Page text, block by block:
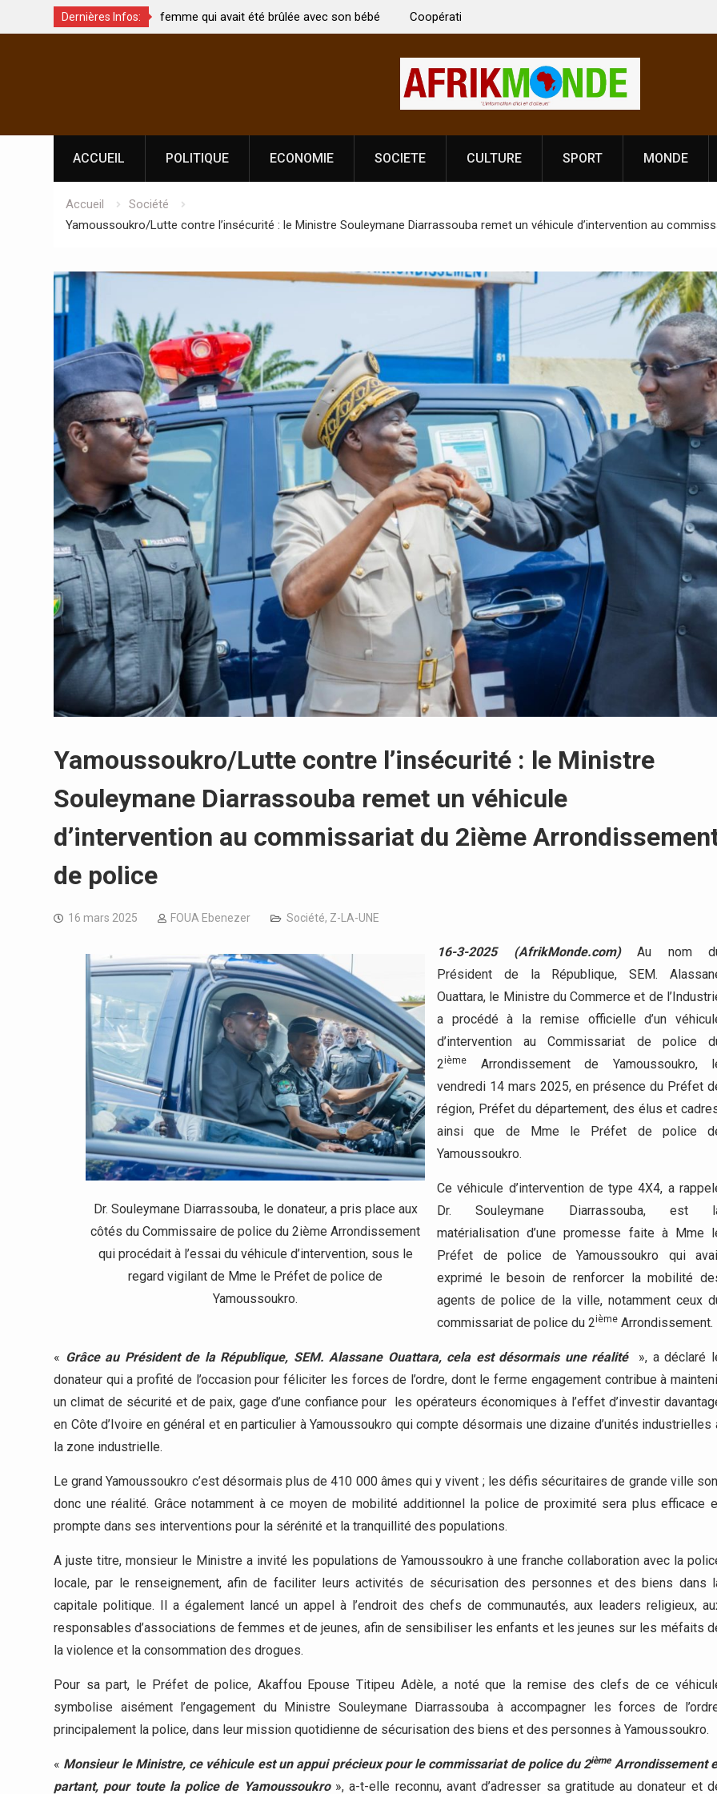
Dernières Infos:
brûlée avec son bébé
Coopération: Le ministre Indien Kirti Vardhan Singh à
Abidjan pour la célébration de la Fête de
Côte d’Ivoire, l’opérateur culturel Soldat
prononce
ACCUEIL POLITIQUE ECONOMIE SOCIETE CULTURE SPORT MONDE
Accueil
Société
Yamoussoukro/Lutte contre l’insécurité : le Ministre Souleymane Diarrassouba remet un véhicule d’intervention au
Yamoussoukro/Lutte contre l’insécurité : le Ministre
Souleymane Diarrassouba remet un véhicule
d’intervention au commissariat du 2ième
de police
16 mars 2025 FOUA Ebenezer Société, Z-LA-UNE
Dr. Souleymane Diarrassouba, le donateur, a pris place aux
côtés du Commissaire de police du 2ième Arrondissement
qui procédait à l’essai du véhicule d’intervention, sous le
regard vigilant de Mme le Préfet de police de
Yamoussoukro.
16-3-2025 (AfrikMonde.com)Au nom
Président de la République, SEM.
Ouattara, le Ministre du Commerce et de
a procédé à la remise officielle d’un
d’intervention au Commissariat de police
2ième
Arrondissement de Yamoussoukro,
vendredi 14 mars 2025, en présence du Préfet
région, Préfet du département, des élus et
ainsi que de Mme le Préfet de police
Yamoussoukro.
Ce véhicule d’intervention de type 4X4, a
Dr. Souleymane Diarrassouba, est
matérialisation d’une promesse faite à Mme
Préfet de police de Yamoussoukro qui
exprimé le besoin de renforcer la mobilité
agents de police de la ville, notamment ceux
commissariat de police du 2ième Arrondissement.
« Grâce au Président de la République, SEM. Alassane Ouattara, cela est désormais une réalité », a déclaré
donateur qui a profité de l’occasion pour féliciter les forces de l’ordre, dont le ferme engagement contribue à
un climat de sécurité et de paix, gage d’une confiance pour les opérateurs économiques à l’effet d’investir
en Côte d’Ivoire en général et en particulier à Yamoussoukro qui compte désormais une dizaine d’unités industrielles
la zone industrielle.
Le grand Yamoussoukro c’est désormais plus de 410 000 âmes qui y vivent ; les défis sécuritaires de grande ville
donc une réalité. Grâce notamment à ce moyen de mobilité additionnel la police de proximité sera plus efficace
prompte dans ses interventions pour la sérénité et la tranquillité des populations.
A juste titre, monsieur le Ministre a invité les populations de Yamoussoukro à une franche collaboration avec la
locale, par le renseignement, afin de faciliter leurs activités de sécurisation des personnes et des biens dans
capitale politique. Il a également lancé un appel à l’endroit des chefs de communautés, aux leaders religieux,
responsables d’associations de femmes et de jeunes, afin de sensibiliser les enfants et les jeunes sur les méfaits
la violence et la consommation des drogues.
Pour sa part, le Préfet de police, Akaffou Epouse Titipeu Adèle, a noté que la remise des clefs de ce
symbolise aisément l’engagement du Ministre Souleymane Diarrassouba à accompagner les forces de
principalement la police, dans leur mission quotidienne de sécurisation des biens et des personnes à Yamoussoukro.
« Monsieur le Ministre, ce véhicule est un appui précieux pour le commissariat de police du 2ièmeArrondissement
partant, pour toute la police de Yamoussoukro», a-t-elle reconnu, avant d’adresser sa gratitude au donateur et